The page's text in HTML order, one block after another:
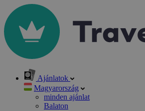
Ajánlatok
Magyarország
minden ajánlat
Balaton